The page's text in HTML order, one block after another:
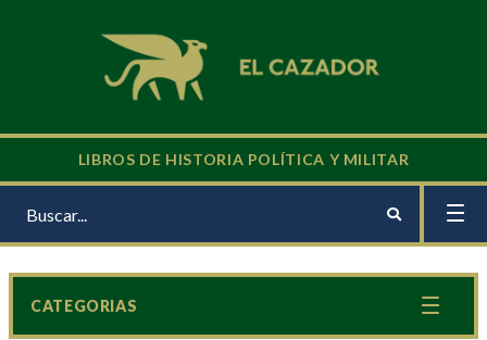
LIBROS DE HISTORIA POLÍTICA Y MILITAR
CATEGORIAS